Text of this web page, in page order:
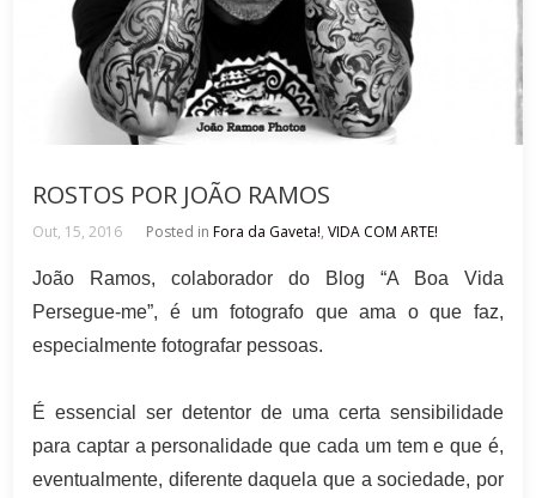
ROSTOS POR JOÃO RAMOS
Out, 15, 2016 Posted inFora da Gaveta!,VIDA COM ARTE!
João Ramos, colaborador do Blog “A Boa Vida
Persegue-me”, é um fotografo que ama o que faz,
especialmente fotografar pessoas.
É essencial ser detentor de uma certa sensibilidade
para captar a personalidade que cada um tem e que é,
eventualmente, diferente daquela que a sociedade, por